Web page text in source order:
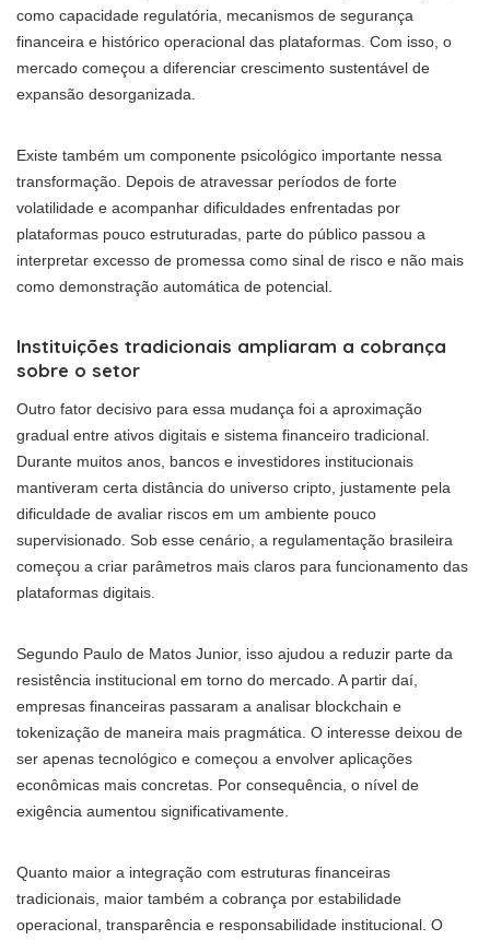
como capacidade regulatória, mecanismos de segurança
financeira e histórico operacional das plataformas. Com isso, o
mercado começou a diferenciar crescimento sustentável de
expansão desorganizada.
Existe também um componente psicológico importante nessa
transformação. Depois de atravessar períodos de forte
volatilidade e acompanhar dificuldades enfrentadas por
plataformas pouco estruturadas, parte do público passou a
interpretar excesso de promessa como sinal de risco e não mais
como demonstração automática de potencial.
Instituições tradicionais ampliaram a cobrança
sobre o setor
Outro fator decisivo para essa mudança foi a aproximação
gradual entre ativos digitais e sistema financeiro tradicional.
Durante muitos anos, bancos e investidores institucionais
mantiveram certa distância do universo cripto, justamente pela
dificuldade de avaliar riscos em um ambiente pouco
supervisionado. Sob esse cenário, a regulamentação brasileira
começou a criar parâmetros mais claros para funcionamento das
plataformas digitais.
Segundo Paulo de Matos Junior, isso ajudou a reduzir parte da
resistência institucional em torno do mercado. A partir daí,
empresas financeiras passaram a analisar blockchain e
tokenização de maneira mais pragmática. O interesse deixou de
ser apenas tecnológico e começou a envolver aplicações
econômicas mais concretas. Por consequência, o nível de
exigência aumentou significativamente.
Quanto maior a integração com estruturas financeiras
tradicionais, maior também a cobrança por estabilidade
operacional, transparência e responsabilidade institucional. O